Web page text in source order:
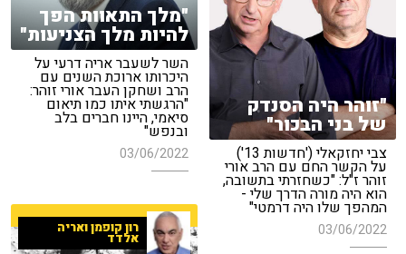
"מלך התאוות הפך
להיות מלך הצניעות"
השר לשעבר אריה דרעי על
היכרותו ארוכת השנים עם
הרב ושחקן העבר אורי זוהר:
"הרגשתי איתו כמו תיאום
סיאמי, היינו חברים בלב
ובנפש"
03/06/2022
"זוהר היה הסנדק
של בני הבכור"
צבי יחזקאלי ('חדשות 13')
על הקשר החם עם הרב אורי
זוהר ז"ל: "כשחזרתי בתשובה,
הוא היה מורה הדרך שלי -
המהפך שלו היה דרמטי"
03/06/2022 רון קופמן ואריה
אלדד